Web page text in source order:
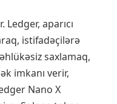
Ledger, aparıcı
istifadəçilərə
saxlamaq,
imkanı verir,
Nano X